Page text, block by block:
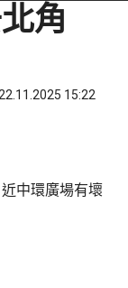
角
15:22
中環廣場有壞